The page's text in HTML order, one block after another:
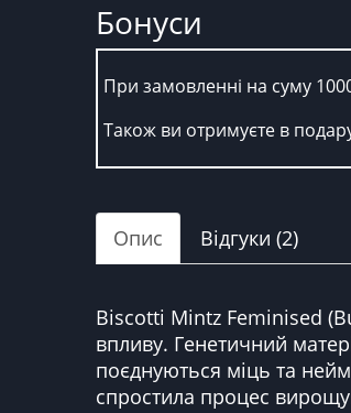
Бонуси
При замовленні на суму
Також ви отримуєте в
Опис Відгуки (2)
Biscotti Mintz Feminised
впливу. Генетичний
поєднуються міць та
спростила процес